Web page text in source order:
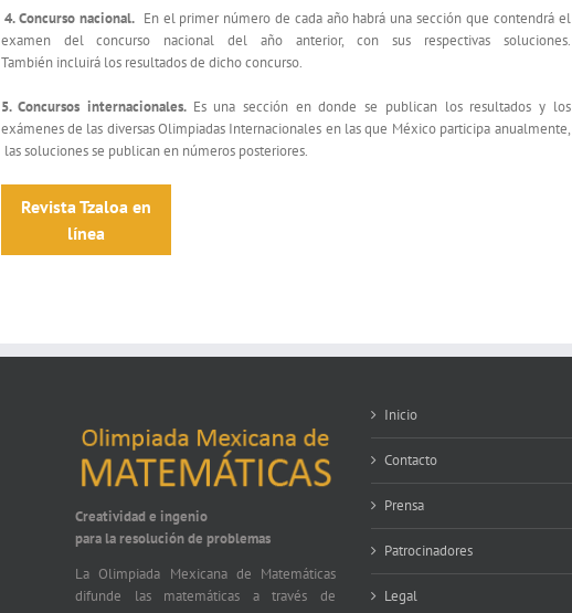
4. Concurso nacional. En el primer número de cada año habrá una sección que contendrá el
examen del concurso nacional del año anterior, con sus respectivas soluciones.
También incluirá los resultados de dicho concurso.
5. Concursos internacionales. Es una sección en donde se publican los resultados y los
exámenes de las diversas Olimpiadas Internacionales en las que México participa anualmente,
las soluciones se publican en números posteriores.
Revista Tzaloa en
línea
Creatividad e ingenio
para la resolución de problemas
La Olimpiada Mexicana de Matemáticas
difunde las matemáticas a través de
Inicio
Contacto
Prensa
Patrocinadores
Legal